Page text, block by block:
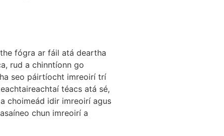
fógra ar fáil atá deartha
rud a chinntíonn go
seo páirtíocht imreoirí trí
téacs atá sé,
choimeád idir imreoirí agus
chun imreoirí a